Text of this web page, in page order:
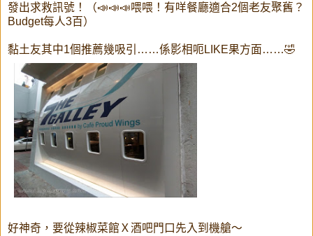
發出求救訊號！（📣📣📣喂喂！有咩餐廳適合2個老友聚舊？
Budget每人3百）
黏土友其中1個推薦幾吸引……係影相呃LIKE果方面……🤣
好神奇，要從辣椒菜館Ｘ酒吧門口先入到機艙～